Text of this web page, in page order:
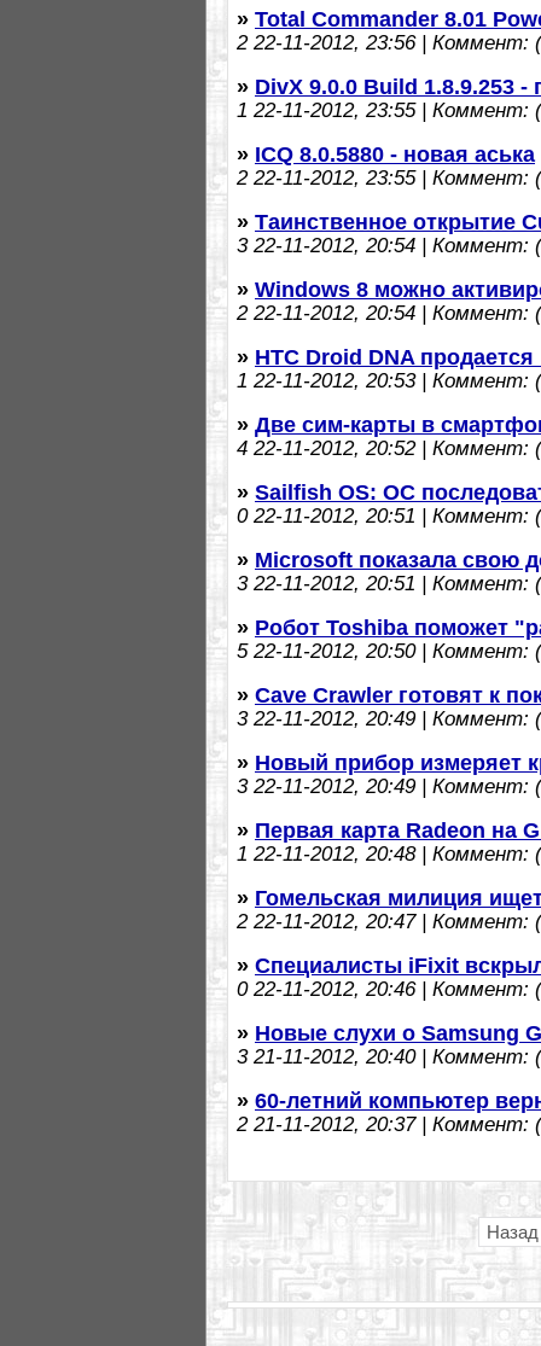
» Total Commander 8.01
222-11-2012, 23:56 | Коммент:
» DivX 9.0.0 Build 1.8.9.253
1 22-11-2012, 23:55 | Коммент:
» ICQ 8.0.5880 - новая аська
222-11-2012, 23:55 | Коммент:
» Таинственное открытие
322-11-2012, 20:54 | Коммент:
» Windows 8 можно
222-11-2012, 20:54 | Коммент:
» HTC Droid DNA продается
1 22-11-2012, 20:53 | Коммент:
» Две сим-карты в
4 22-11-2012, 20:52 | Коммент:
» Sailfish OS: ОС
022-11-2012, 20:51 | Коммент:
» Microsoft показала свою
322-11-2012, 20:51 | Коммент:
» Робот Toshiba поможет
522-11-2012, 20:50 | Коммент:
» Cave Crawler готовят к
322-11-2012, 20:49 | Коммент:
» Новый прибор измеряет
322-11-2012, 20:49 | Коммент:
» Первая карта Radeon на
1 22-11-2012, 20:48 | Коммент:
» Гомельская милиция
222-11-2012, 20:47 | Коммент:
» Специалисты iFixit
022-11-2012, 20:46 | Коммент:
» Новые слухи о Samsung
321-11-2012, 20:40 | Коммент:
» 60-летний компьютер
221-11-2012, 20:37 | Коммент:
Назад